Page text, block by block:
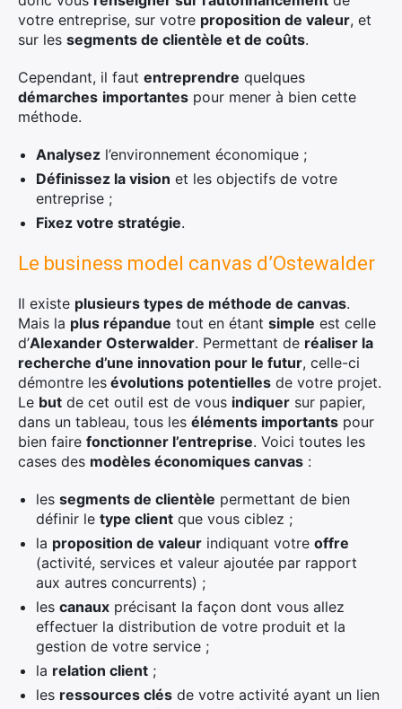
votre entreprise, sur votre proposition de valeur, et
sur les segments de clientèle et de coûts.
Cependant, il faut entreprendre quelques
démarches importantes pour mener à bien cette
méthode.
Analysez l’environnement économique ;
Définissez la vision et les objectifs de votre
entreprise ;
Fixez votre stratégie.
Le business model canvas d’Ostewalder
Il existe plusieurs types de méthode de canvas.
Mais la plus répandue tout en étant simple est celle
d’Alexander Osterwalder. Permettant de réaliser la
recherche d’une innovation pour le futur, celle-ci
démontre les évolutions potentielles de votre projet.
Le but de cet outil est de vous indiquer sur papier,
dans un tableau, tous les éléments importants pour
bien faire fonctionner l’entreprise. Voici toutes les
cases des modèles économiques canvas :
les segments de clientèle permettant de bien
définir le type client que vous ciblez ;
la proposition de valeur indiquant votre offre
(activité, services et valeur ajoutée par rapport
aux autres concurrents) ;
les canaux précisant la façon dont vous allez
effectuer la distribution de votre produit et la
gestion de votre service ;
la relation client ;
les ressources clés de votre activité ayant un lien
: